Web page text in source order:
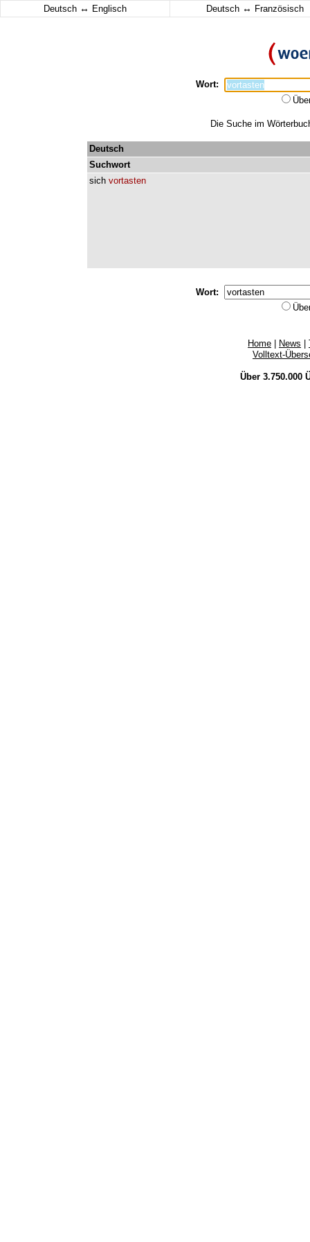
Deutsch ↔ Englisch Deutsch ↔ Französisch
Wort:
Die Suche im
Deutsch
Suchwort
sich vortasten
Wort:
Home News
Volltext-
Über 3.750.000